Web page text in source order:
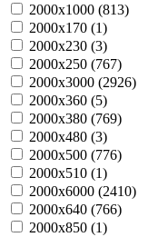
2000х1000 (813)
2000х170 (1)
2000х230 (3)
2000х250 (767)
2000х3000 (2926)
2000х360 (5)
2000х380 (769)
2000х480 (3)
2000х500 (776)
2000х510 (1)
2000х6000 (2410)
2000х640 (766)
2000х850 (1)